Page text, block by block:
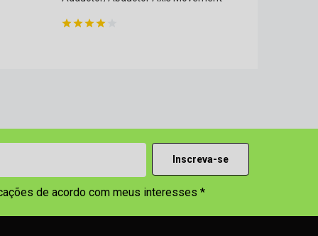
de acordo com meus interesses *